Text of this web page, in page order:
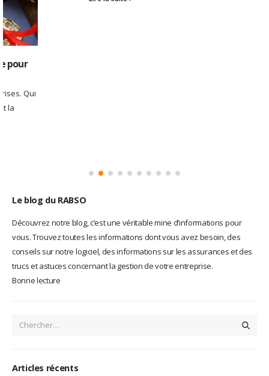
Le blog du RABSO
Découvrez notre blog, c’est une véritable mine d’informations pour
vous. Trouvez toutes les informations dont vous avez besoin, des
conseils sur notre logiciel, des informations sur les assuranceset des
trucs et astuces concernant la gestion de votre entreprise.
Bonne lecture
Articles récents